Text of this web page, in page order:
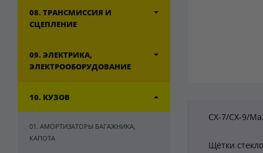
08. ТРАНСМИССИЯ И
СЦЕПЛЕНИЕ
09. ЭЛЕКТРИКА,
ЭЛЕКТРООБОРУДОВАНИЕ
10. КУЗОВ
01. АМОРТИЗАТОРЫ БАГАЖНИКА,
КАПОТА
CX-7/CX-9/
Щётки